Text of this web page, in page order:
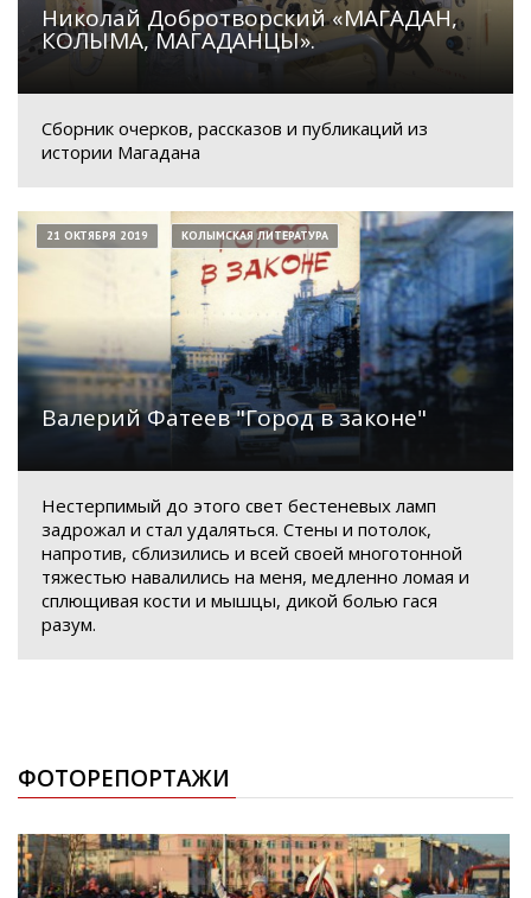
Николай Добротворский «МАГАДАН,
КОЛЫМА, МАГАДАНЦЫ».
Сборник очерков, рассказов и публикаций из
истории Магадана
Валерий Фатеев "Город в законе"
21 ОКТЯБРЯ 2019 КОЛЫМСКАЯ ЛИТЕРАТУРА
Нестерпимый до этого свет бестеневых ламп
задрожал и стал удаляться. Стены и потолок,
напротив, сблизились и всей своей многотонной
тяжестью навалились на меня, медленно ломая и
сплющивая кости и мышцы, дикой болью гася
разум.
ФОТОРЕПОРТАЖИ